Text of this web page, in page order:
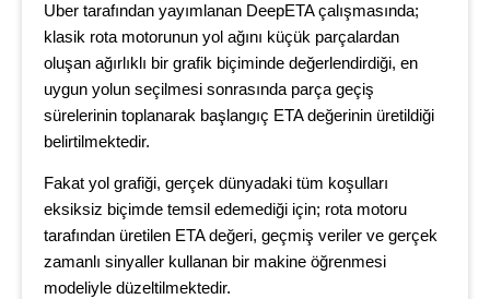
Uber tarafından yayımlanan DeepETA çalışmasında;
klasik rota motorunun yol ağını küçük parçalardan
oluşan ağırlıklı bir grafik biçiminde değerlendirdiği, en
uygun yolun seçilmesi sonrasında parça geçiş
sürelerinin toplanarak başlangıç ETA değerinin üretildiği
belirtilmektedir.
Fakat yol grafiği, gerçek dünyadaki tüm koşulları
eksiksiz biçimde temsil edemediği için; rota motoru
tarafından üretilen ETA değeri, geçmiş veriler ve gerçek
zamanlı sinyaller kullanan bir makine öğrenmesi
modeliyle düzeltilmektedir.